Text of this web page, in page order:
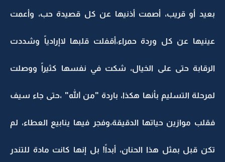
بعيد أو قريب، أصمت أذنيها عن كل قصيدة حب، وأعمت
عينيها عن كل وردة حمراء،أقفلت قلبها لاإرادياً وشددت
الرقابة حتى على الخيال، شكت في نفسها كثيراً ووصلت
لمرحلة التسليم بأنها هكذا، باردة "من الله" ،حتى جاء سيف
فقلب موازين حياتها الدقيقة،وفجر فيها ينابيع العطاء، لم
تكن قبل بمثل هذا الحنان، أبداً! بل إنها كانت مادة للتندر